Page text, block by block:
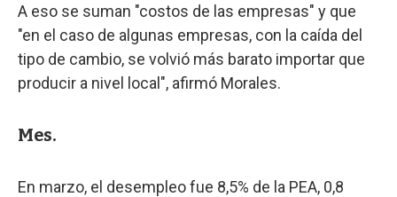
A eso se suman "costos de las empresas" y que
"en el caso de algunas empresas, con la caída del
tipo de cambio, se volvió más barato importar que
producir a nivel local", afirmó Morales.
Mes.
En marzo, el desempleo fue 8,5% de la PEA, 0,8